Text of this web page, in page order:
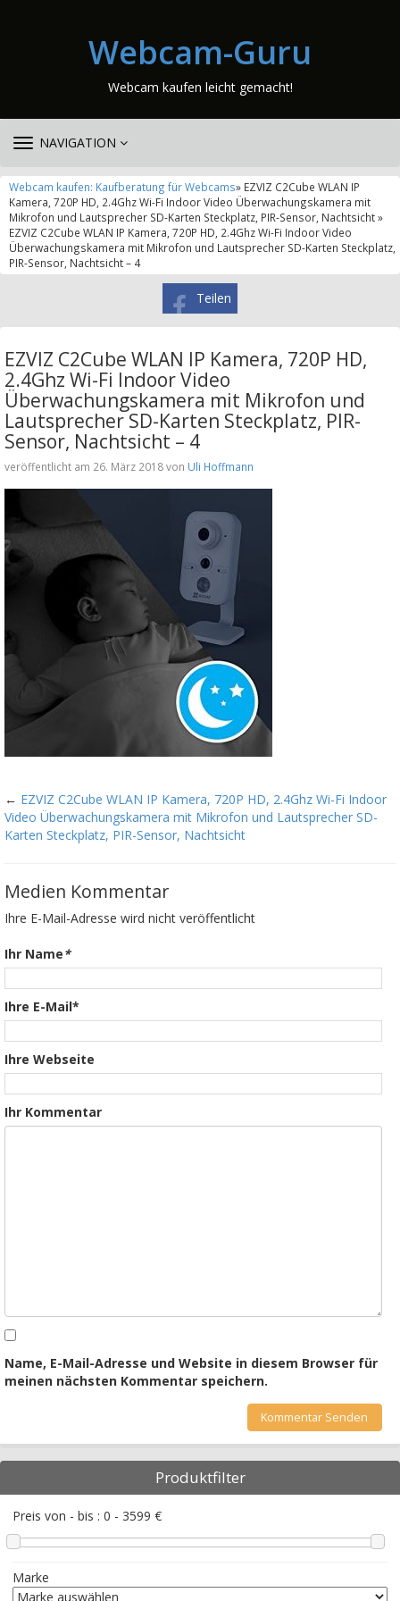
Webcam-Guru
Webcam kaufen leicht gemacht!
TOGGLE
NAVIGATION
Webcam kaufen: Kaufberatung für Webcams» EZVIZ C2Cube WLAN IP
Kamera, 720P HD, 2.4Ghz Wi-Fi Indoor Video Überwachungskamera mit
Mikrofon und Lautsprecher SD-Karten Steckplatz, PIR-Sensor, Nachtsicht »
EZVIZ C2Cube WLAN IP Kamera, 720P HD, 2.4Ghz Wi-Fi Indoor Video
Überwachungskamera mit Mikrofon und Lautsprecher SD-Karten Steckplatz,
PIR-Sensor, Nachtsicht – 4
Teilen
EZVIZ C2Cube WLAN IP Kamera, 720P HD,
2.4Ghz Wi-Fi Indoor Video
Überwachungskamera mit Mikrofon und
Lautsprecher SD-Karten Steckplatz, PIR-
Sensor, Nachtsicht – 4
veröffentlicht am 26. März 2018 von Uli Hoffmann
← EZVIZ C2Cube WLAN IP Kamera, 720P HD, 2.4Ghz Wi-Fi Indoor
Video Überwachungskamera mit Mikrofon und Lautsprecher SD-
Karten Steckplatz, PIR-Sensor, Nachtsicht
Medien Kommentar
Ihre E-Mail-Adresse wird nicht veröffentlicht
Ihr Name*
Ihre E-Mail*
Ihre Webseite
Ihr Kommentar
Name, E-Mail-Adresse und Website in diesem Browser für
meinen nächsten Kommentar speichern.
Produktfilter
Preis von - bis : 0 - 3599 €
Marke